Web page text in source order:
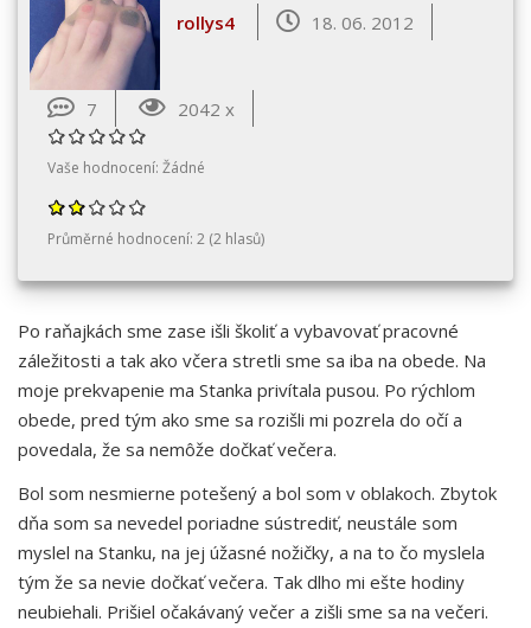
rollys4 18. 06. 2012
7 2042 x
Vaše hodnocení: Žádné
Průměrné hodnocení: 2 (2 hlasů)
Po raňajkách sme zase išli školiť a vybavovať pracovné
záležitosti a tak ako včera stretli sme sa iba na obede. Na
moje prekvapenie ma Stanka privítala pusou. Po rýchlom
obede, pred tým ako sme sa rozišli mi pozrela do očí a
povedala, že sa nemôže dočkať večera.
Bol som nesmierne potešený a bol som v oblakoch. Zbytok
dňa som sa nevedel poriadne sústrediť, neustále som
myslel na Stanku, na jej úžasné nožičky, a na to čo myslela
tým že sa nevie dočkať večera. Tak dlho mi ešte hodiny
neubiehali. Prišiel očakávaný večer a zišli sme sa na večeri.